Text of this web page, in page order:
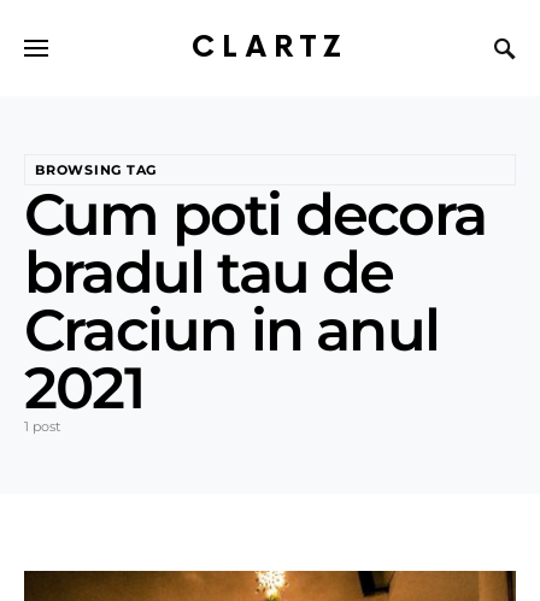
CLARTZ
BROWSING TAG
Cum poti decora
bradul tau de
Craciun in anul
2021
1 post